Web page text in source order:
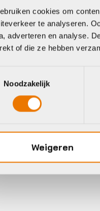
cookies om
te analyseren.
adverteren en analyse.
of die ze hebben
Noodzakelijk
Weigeren
gecertificeerd personeel